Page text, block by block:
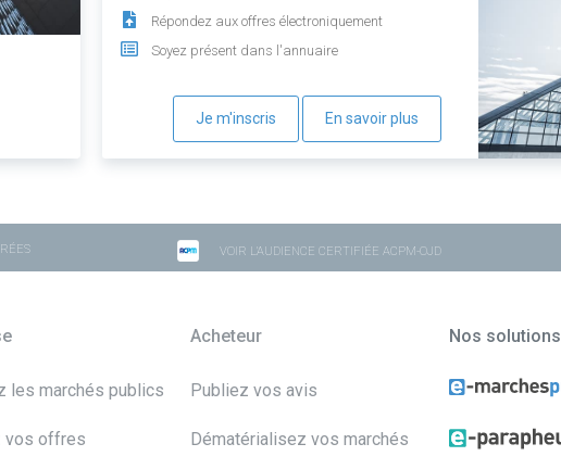
Répondez aux offres électroniquement
Soyez présent dans l'annuaire
Je m'inscris En savoir plus
VOIR L'AUDIENCE CERTIFIÉE ACPM-OJD
les marchés publics
vos offres
Acheteur
Publiez vos avis
Dématérialisez vos marchés
Nos solutions